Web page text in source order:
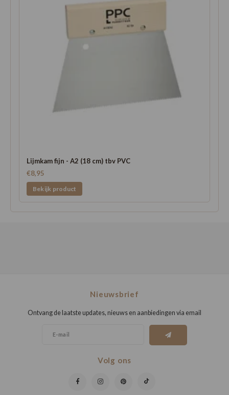
Lijmkam fijn - A2 (18 cm) tbv PVC
€8,95
Bekijk product
Nieuwsbrief
Ontvang de laatste updates, nieuws en aanbiedingen via email
Volg ons